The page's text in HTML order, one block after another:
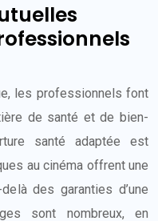
les professionnels font
de santé et de bien-
santé adaptée est
au cinéma offrent une
des garanties d’une
sont nombreux, en